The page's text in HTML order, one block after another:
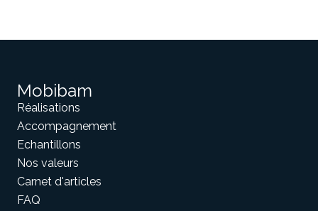
Mobibam
Réalisations
Accompagnement
Echantillons
Nos valeurs
Carnet d'articles
FAQ